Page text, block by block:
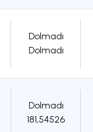
Dolmadı
Dolmadı
Dolmadı
181,54526